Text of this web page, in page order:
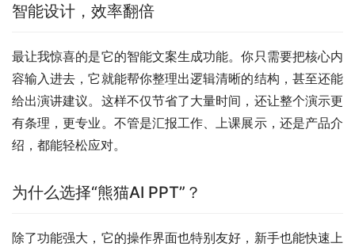
智能设计，效率翻倍
最让我惊喜的是它的智能文案生成功能。你只需要把核心内
容输入进去，它就能帮你整理出逻辑清晰的结构，甚至还能
给出演讲建议。这样不仅节省了大量时间，还让整个演示更
有条理，更专业。不管是汇报工作、上课展示，还是产品介
绍，都能轻松应对。
为什么选择“熊猫AI PPT”？
除了功能强大，它的操作界面也特别友好，新手也能快速上